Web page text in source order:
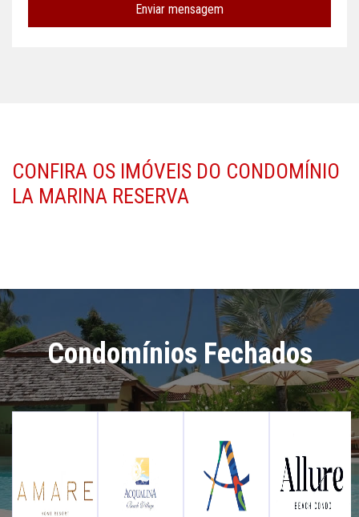
Enviar mensagem
CONFIRA OS IMÓVEIS DO CONDOMÍNIO
LA MARINA RESERVA
Condomínios Fechados